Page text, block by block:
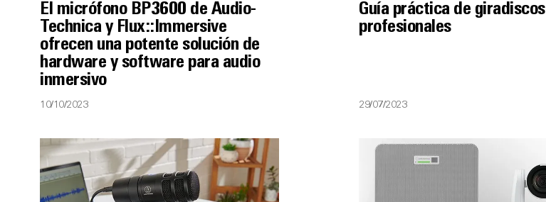
El micrófono BP3600 de Audio-
Technica y Flux::Immersive
ofrecen una potente solución de
hardware y software para audio
inmersivo
10/10/2023
Guía práctica de giradiscos
profesionales
29/07/2023